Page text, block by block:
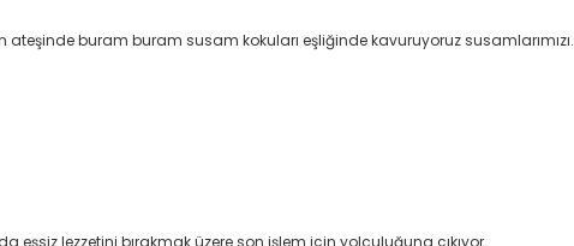
buram buram susam kokuları eşliğinde kavuruyoruz susamlarımızı.
lezzetini bırakmak üzere son işlem için yolculuğuna çıkıyor.